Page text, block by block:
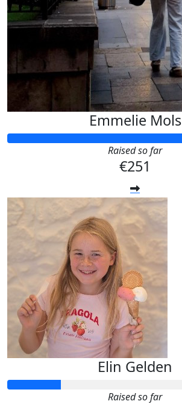
Emmelie Mols
Raised so far
€251
Elin Gelden
Raised so far